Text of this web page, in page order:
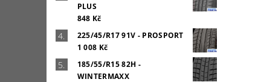
PLUS
848 Kč
225/45/R17 91V - PROSPORT
1 008 Kč
185/55/R15 82H -
WINTERMAXX